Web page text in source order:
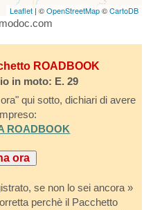
Leaflet | ©OpenStreetMap©CartoDB
ROADBOOK
in moto: E. 29
qui sotto, dichiari di avere
ROADBOOK
se non lo sei ancora »
perchè il Pacchetto